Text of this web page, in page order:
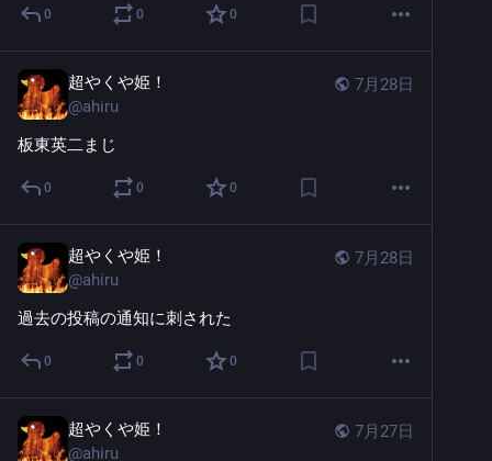
0 0 0
7月28日
超やくや姫！
@ahiru
板東英二まじ
0 0 0
7月28日
超やくや姫！
@ahiru
過去の投稿の通知に刺された
0 0 0
7月27日
超やくや姫！
@ahiru